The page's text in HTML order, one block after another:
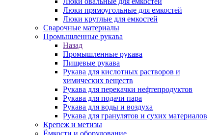
Люки прямоугольные для емкостей
Люки круглые для емкостей
Сварочные материалы
Промышленные рукава
Назад
Промышленные рукава
Пищевые рукава
Рукава для кислотных растворов и
химических веществ
Рукава для перекачки нефтепродуктов
Рукава для подачи пара
Рукава для воды и воздуха
Рукава для гранулятов и сухих материалов
Крепеж и метизы
Ёмкости и оборудование